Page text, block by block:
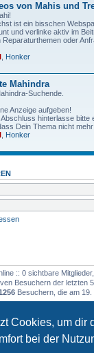
Cookies, um dir
bei der
von Mahis und
ist ein bisschen
und verlinke aktiv im
oder
Honker
Mahindra
Suchende.
Anzeige aufgeben!
hinterlasse bitte
Dein Thema nicht mehr
Honker
:: 0 sichtbare
Besuchern der letzten
Besuchern, die am
insgesamt801 •